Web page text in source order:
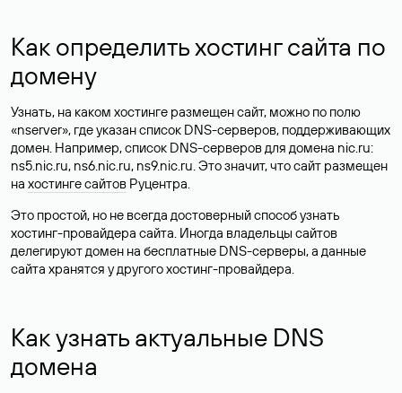
Как определить хостинг сайта по
домену
Узнать, на каком хостинге размещен сайт, можно по полю
«nserver», где указан список DNS-серверов, поддерживающих
домен. Например, список DNS-серверов для домена nic.ru:
ns5.nic.ru, ns6.nic.ru, ns9.nic.ru. Это значит, что сайт размещен
на хостинге сайтов Руцентра.
Это простой, но не всегда достоверный способ узнать
хостинг-провайдера сайта. Иногда владельцы сайтов
делегируют домен на бесплатные DNS-серверы, а данные
сайта хранятся у другого хостинг-провайдера.
Как узнать актуальные DNS
домена